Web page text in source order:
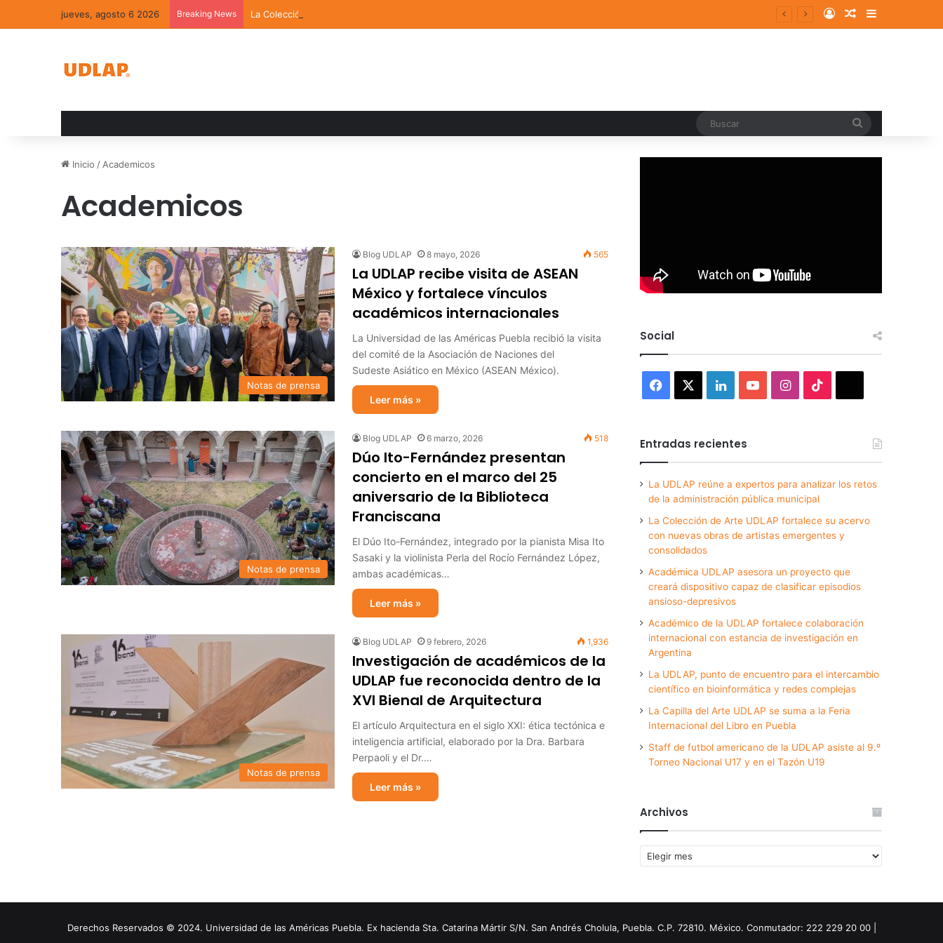
jueves, agosto 6 2026 Breaking News La Colección de Arte UDLAP fortalece su acervo con nuevas obras de artistas emergentes y consolidados Log InRandom Article
Sidebar
Inicio / Academicos
Academicos
Notas de prensa
Blog UDLAP 8 mayo, 2026 565
La UDLAP recibe visita de ASEAN
México y fortalece vínculos
académicos internacionales
La Universidad de las Américas Puebla recibió la visita
del comité de la Asociación de Naciones del
Sudeste Asiático en México (ASEAN México).
Leer más »
Notas de prensa
Blog UDLAP 6 marzo, 2026 518
Dúo Ito-Fernández presentan
concierto en el marco del 25
aniversario de la Biblioteca
Franciscana
El Dúo Ito-Fernández, integrado por la pianista Misa Ito
Sasaki y la violinista Perla del Rocío Fernández López,
ambas académicas…
Leer más »
Notas de prensa
Blog UDLAP 9 febrero, 2026 1,936
Investigación de académicos de la
UDLAP fue reconocida dentro de la
XVI Bienal de Arquitectura
El artículo Arquitectura en el siglo XXI: ética tectónica e
inteligencia artificial, elaborado por la Dra. Barbara
Perpaoli y el Dr.…
Leer más »
Social
Facebook LinkedInYouTubeInstagram
Entradas recientes
La UDLAP reúne a expertos para analizar los retos
de la administración pública municipal
La Colección de Arte UDLAP fortalece su acervo
con nuevas obras de artistas emergentes y
consolidados
Académica UDLAP asesora un proyecto que
creará dispositivo capaz de clasificar episodios
ansioso-depresivos
Académico de la UDLAP fortalece colaboración
internacional con estancia de investigación en
Argentina
La UDLAP, punto de encuentro para el intercambio
científico en bioinformática y redes complejas
La Capilla del Arte UDLAP se suma a la Feria
Internacional del Libro en Puebla
Staff de futbol americano de la UDLAP asiste al 9.º
Torneo Nacional U17 y en el Tazón U19
Archivos
Archivos
Derechos Reservados © 2024. Universidad de las Américas Puebla. Ex hacienda Sta. Catarina Mártir S/N. San Andrés Cholula, Puebla. C.P. 72810. México. Conmutador: 222 229 20 00 |